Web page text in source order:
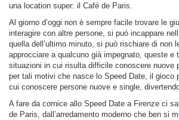
una location super: il Café de Paris.
Al giorno d’oggi non è sempre facile trovare le
interagire con altre persone, si può incappare
quella dell’ultimo minuto, si può rischiare di non
approcciare a qualcuno già impegnato, queste e
situazioni in cui risulta difficile conoscere nuove
per tali motivi che nasce lo Speed Date, il gioco
cui conoscere persone nuove e single,
A fare da cornice allo Speed Date a Firenze ci
de Paris, dall’arredamento moderno che ben si